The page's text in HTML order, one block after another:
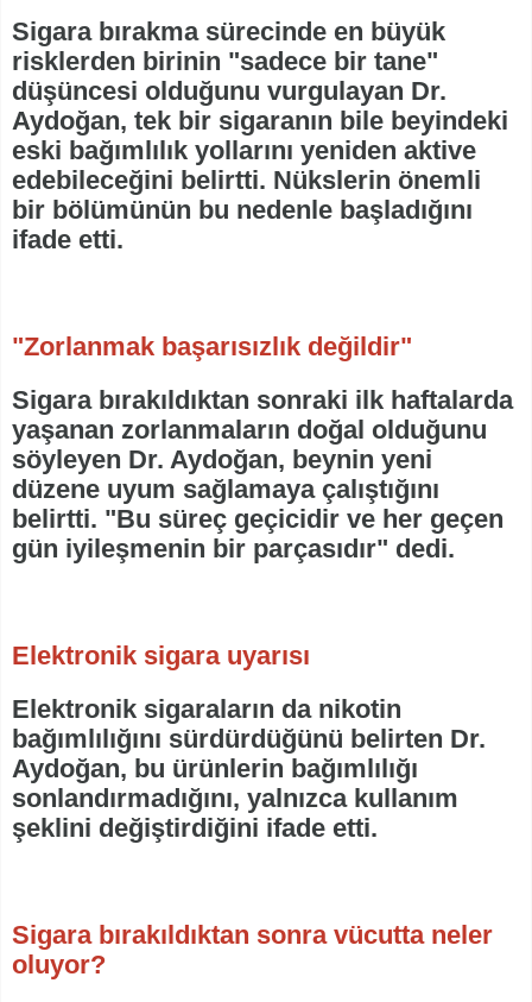
Sigara bırakma sürecinde en büyük
risklerden birinin "sadece bir tane"
düşüncesi olduğunu vurgulayan Dr.
Aydoğan, tek bir sigaranın bile beyindeki
eski bağımlılık yollarını yeniden aktive
edebileceğini belirtti. Nükslerin önemli
bir bölümünün bu nedenle başladığını
ifade etti.
"Zorlanmak başarısızlık değildir"
Sigara bırakıldıktan sonraki ilk haftalarda
yaşanan zorlanmaların doğal olduğunu
söyleyen Dr. Aydoğan, beynin yeni
düzene uyum sağlamaya çalıştığını
belirtti. "Bu süreç geçicidir ve her geçen
gün iyileşmenin bir parçasıdır" dedi.
Elektronik sigara uyarısı
Elektronik sigaraların da nikotin
bağımlılığını sürdürdüğünü belirten Dr.
Aydoğan, bu ürünlerin bağımlılığı
sonlandırmadığını, yalnızca kullanım
şeklini değiştirdiğini ifade etti.
Sigara bırakıldıktan sonra vücutta neler
oluyor?